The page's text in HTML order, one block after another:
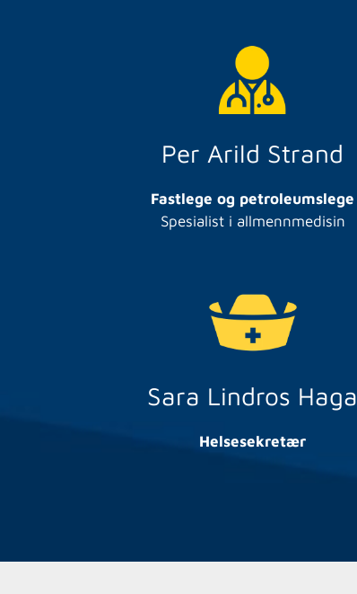
Per Arild Strand
Fastlege og petroleumslege
Spesialist i allmennmedisin
Sara Lindros Haga
Helsesekretær